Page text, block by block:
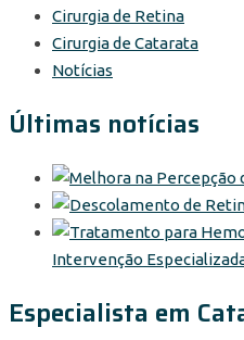
Cirurgia de Retina
Cirurgia de Catarata
Notícias
Últimas notícias
Intervenção
Especialista em